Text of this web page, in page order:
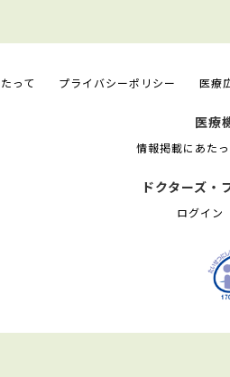
って プライバシーポリシー 医療
医療
情報掲載にあた
ドクターズ・
ログイン